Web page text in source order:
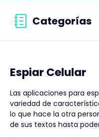
Categorías
Espiar Celular
Las aplicaciones para
variedad de
lo que hace la otra
de sus textos hasta